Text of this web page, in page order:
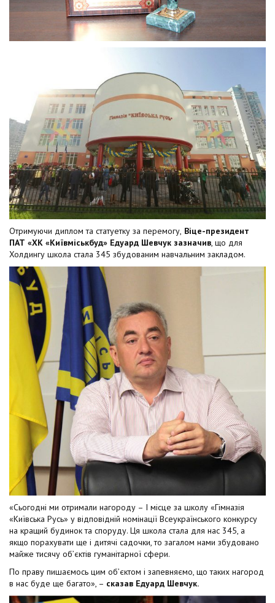
Отримуючи диплом та статуетку за перемогу, Віце-президент
ПАТ «ХК «Київміськбуд» Едуард Шевчук зазначив , що для
Холдингу школа стала 345 збудованим навчальним закладом.
«Сьогодні ми отримали нагороду – І місце за школу «Гімназія
«Київська Русь» у відповідній номінації Всеукраїнського конкурсу
на кращий будинок та споруду. Ця школа стала для нас 345, а
якщо порахувати ще і дитячі садочки, то загалом нами збудовано
майже тисячу об’єктів гуманітарної сфери.
По праву пишаємось цим об’єктом і запевняємо, що таких нагород
в нас буде ще багато», – сказав Едуард Шевчук.